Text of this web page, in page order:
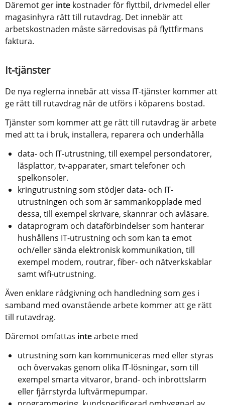
Däremot ger inte kostnader för flyttbil, drivmedel eller
magasinhyra rätt till rutavdrag. Det innebär att
arbetskostnaden måste särredovisas på flyttfirmans
faktura.
It-tjänster
De nya reglerna innebär att vissa IT-tjänster kommer att
ge rätt till rutavdrag när de utförs i köparens bostad.
Tjänster som kommer att ge rätt till rutavdrag är arbete
med att ta i bruk, installera, reparera och underhålla
data- och IT-utrustning, till exempel persondatorer,
läsplattor, tv-apparater, smart telefoner och
spelkonsoler.
kringutrustning som stödjer data- och IT-
utrustningen och som är sammankopplade med
dessa, till exempel skrivare, skannrar och avläsare.
dataprogram och dataförbindelser som hanterar
hushållens IT-utrustning och som kan ta emot
och/eller sända elektronisk kommunikation, till
exempel modem, routrar, fiber- och nätverkskablar
samt wifi-utrustning.
Även enklare rådgivning och handledning som ges i
samband med ovanstående arbete kommer att ge rätt
till rutavdrag.
Däremot omfattas inte arbete med
utrustning som kan kommuniceras med eller styras
och övervakas genom olika IT-lösningar, som till
exempel smarta vitvaror, brand- och inbrottslarm
eller fjärrstyrda luftvärmepumpar.